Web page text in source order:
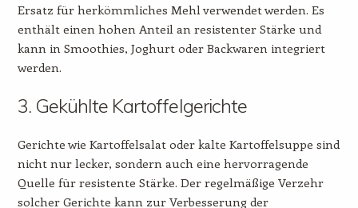
Ersatz für herkömmliches Mehl verwendet werden. Es
enthält einen hohen Anteil an resistenter Stärke und
kann in Smoothies, Joghurt oder Backwaren integriert
werden.
3. Gekühlte Kartoffelgerichte
Gerichte wie Kartoffelsalat oder kalte Kartoffelsuppe sind
nicht nur lecker, sondern auch eine hervorragende
Quelle für resistente Stärke. Der regelmäßige Verzehr
solcher Gerichte kann zur Verbesserung der